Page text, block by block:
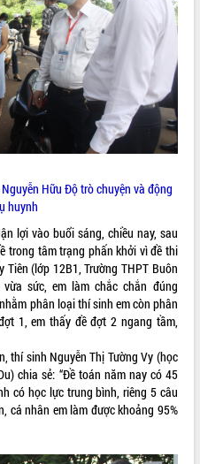
Hữu Độ trò chuyện và động
huynh
lợi vào buổi sáng, chiều nay, sau
trong tâm trạng phấn khởi vì đề thi
(lớp 12B1, Trường THPT Buôn
sức, em làm chắc chắn đúng
phân loại thí sinh em còn phân
1, em thấy đề đợt 2 ngang tầm,
thí sinh Nguyễn Thị Tường Vy (học
chia sẻ: “Đề toán năm nay có 45
có học lực trung bình, riêng 5 câu
cá nhân em làm được khoảng 95%